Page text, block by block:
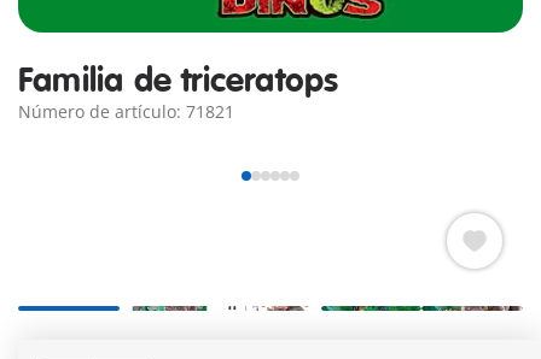
Familia de triceratops
Número de artículo: 71821